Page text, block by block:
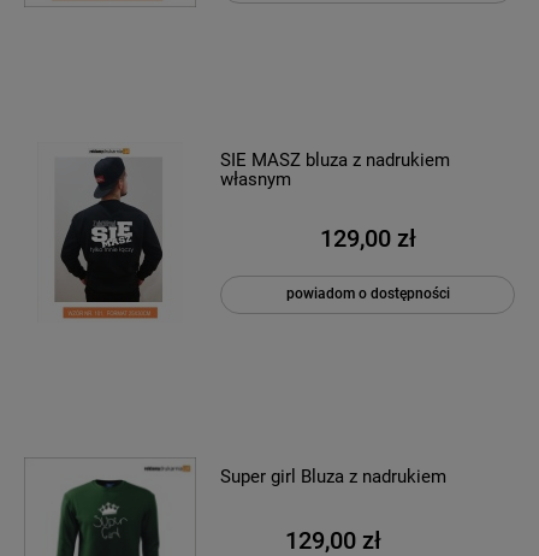
SIE MASZ bluza z nadrukiem
własnym
129,00 zł
powiadom o dostępności
Super girl Bluza z nadrukiem
129,00 zł